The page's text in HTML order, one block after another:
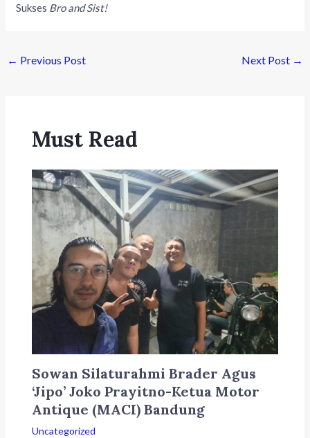
Sukses Bro and Sist!
← Previous Post Next Post →
Must Read
Sowan Silaturahmi Brader Agus
‘Jipo’ Joko Prayitno-Ketua Motor
Antique (MACI) Bandung
Uncategorized